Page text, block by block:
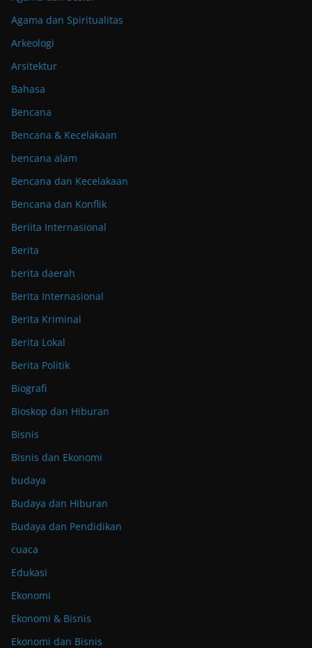
Agama dan Spiritualitas
Arkeologi
Arsitektur
Bahasa
Bencana
Bencana & Kecelakaan
bencana alam
Bencana dan Kecelakaan
Bencana dan Konflik
Beriita Internasional
Berita
berita daerah
Berita Internasional
Berita Kriminal
Berita Lokal
Berita Politik
Biografi
Bioskop dan Hiburan
Bisnis
Bisnis dan Ekonomi
budaya
Budaya dan Hiburan
Budaya dan Pendidikan
cuaca
Edukasi
Ekonomi
Ekonomi & Bisnis
Ekonomi dan Bisnis